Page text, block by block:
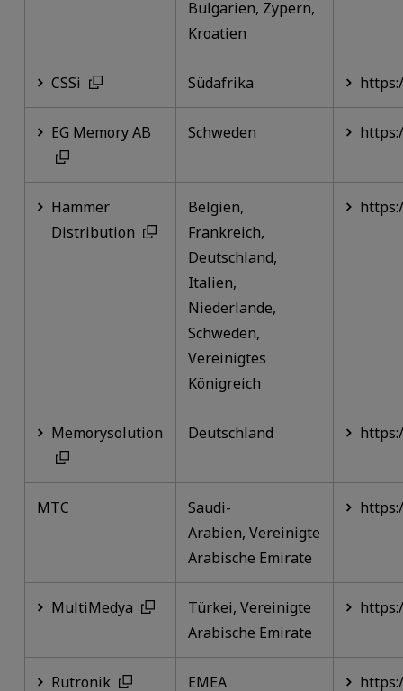
Bulgarien, Zypern,
Kroatien
CSSi Südafrika
EG Memory AB Schweden
Hammer
Distribution
Belgien,
Frankreich,
Deutschland,
Italien,
Niederlande,
Schweden,
Vereinigtes
Königreich
Memorysolution Deutschland
MTC
Saudi-
Arabien, Vereinigte
Arabische Emirate
MultiMedya
Türkei, Vereinigte
Arabische Emirate
Rutronik EMEA